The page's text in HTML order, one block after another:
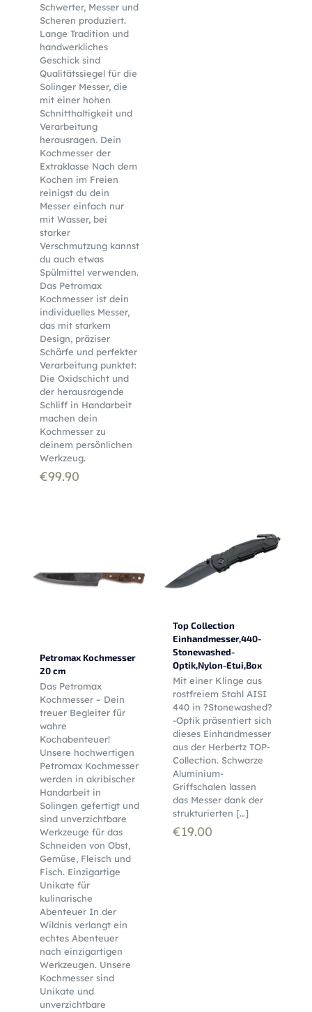
Schwerter, Messer und
Scheren produziert.
Lange Tradition und
handwerkliches
Geschick sind
Qualitätssiegel für die
Solinger Messer, die
mit einer hohen
Schnitthaltigkeit und
Verarbeitung
herausragen. Dein
Kochmesser der
Extraklasse Nach dem
Kochen im Freien
reinigst du dein
Messer einfach nur
mit Wasser, bei
starker
Verschmutzung kannst
du auch etwas
Spülmittel verwenden.
Das Petromax
Kochmesser ist dein
individuelles Messer,
das mit starkem
Design, präziser
Schärfe und perfekter
Verarbeitung punktet:
Die Oxidschicht und
der herausragende
Schliff in Handarbeit
machen dein
Kochmesser zu
deinem persönlichen
Werkzeug.
€99.90
Petromax Kochmesser
20 cm
Das Petromax
Kochmesser – Dein
treuer Begleiter für
wahre
Kochabenteuer!
Unsere hochwertigen
Petromax Kochmesser
werden in akribischer
Handarbeit in
Solingen gefertigt und
sind unverzichtbare
Werkzeuge für das
Schneiden von Obst,
Gemüse, Fleisch und
Fisch. Einzigartige
Unikate für
kulinarische
Abenteuer In der
Wildnis verlangt ein
echtes Abenteuer
nach einzigartigen
Werkzeugen. Unsere
Kochmesser sind
Unikate und
unverzichtbare
Top Collection
Einhandmesser,440-
Stonewashed-
Optik,Nylon-Etui,Box
Mit einer Klinge aus
rostfreiem Stahl AISI
440 in ?Stonewashed?
-Optik präsentiert sich
dieses Einhandmesser
aus der Herbertz TOP-
Collection. Schwarze
Aluminium-
Griffschalen lassen
das Messer dank der
strukturierten […]
€19.00